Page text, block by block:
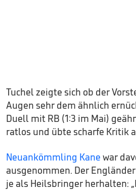
Tuchel zeigte sich ob der
Augen sehr dem ähnlich
Duell mit RB (1:3 im Mai)
ratlos und übte scharfe Kritik
Neuankömmling Kane war
ausgenommen. Der
je als Heilsbringer herhalten: